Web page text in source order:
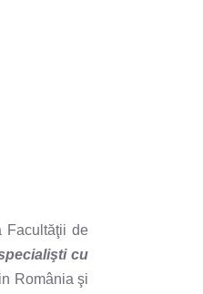
Facultăţii de
cu
România şi